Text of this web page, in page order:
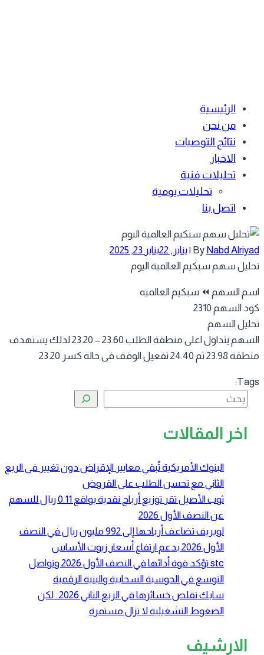
الرئيسية
من نحن
نتائج التوصيات
الاخبار
تحليلات فنية
تحليلات يومية
اتصل بنا
ByNabd
|يناير, 22
يناير 23, 2025
سهم سبكيم العالمية اليوم
السهم ⏪ سبكيم العالميه
السهم 2310
السهم
السهم يتداول اعلى منطقة الطلب 23.60 – 23.20 لذلك يستهدف
24.40 تفعيل الوقف فى حالة كسر 23.20
البحث
اخر المقالات
البنوك الأمريكية تُبقي معايير الإقراض دون تغيير في الربع
الثاني مع تحسن الطلب على القروض
ثوب الأصيل تقر توزيع أرباح نقدية بواقع 0.11 ريال للسهم
عن النصف الأول 2026
لوبريف تضاعف أرباحها إلى 992 مليون ريال في النصف
الأول 2026 بدعم ارتفاع أسعار زيوت الأساس
stc تؤكد قوة أدائها في النصف الأول 2026 وتواصل
التوسع في الحوسبة السحابية والبنية الرقمية
سابك تقلص خسائرها في الربع الثاني 2026.. لكن
الضغوط التشغيلية لا تزال مستمرة
الارشيف